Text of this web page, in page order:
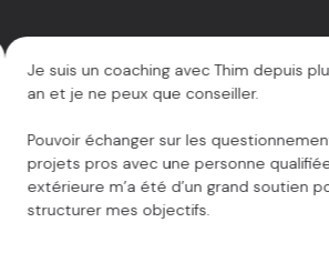
Je suis un coaching avec Thim depuis plus
an et je ne peux que conseiller.
Pouvoir échanger sur les questionnements,
projets pros avec une personne qualifiée et
extérieure m’a été d’un grand soutien pour
structurer mes objectifs.